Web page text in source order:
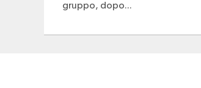
gruppo, dopo...